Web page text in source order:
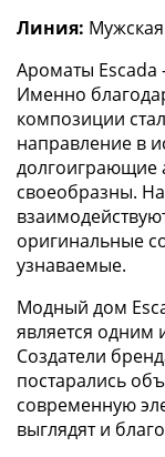
Линия: Мужская
Ароматы
Именно
композиции
направление в
долгоиграющие
своеобразны.
оригинальные
узнаваемые.
Модный дом
является одним
Создатели
постарались
современную
выглядят и